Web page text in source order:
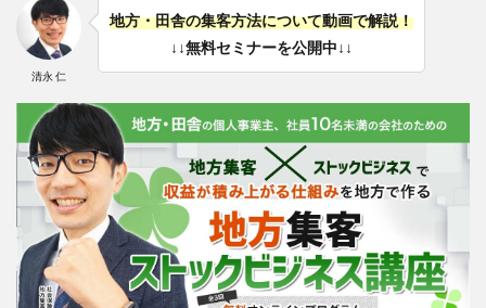
清永 仁
地方・田舎の集客方法について動画で解説！
↓↓無料セミナーを公開中↓↓